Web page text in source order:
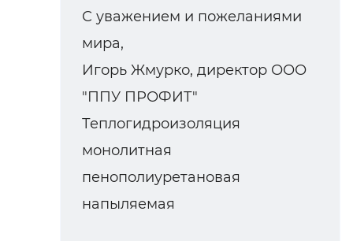
С уважением и пожеланиями
мира,
Игорь Жмурко, директор ООО
"ППУ ПРОФИТ"
Теплогидроизоляция
монолитная
пенополиуретановая
напыляемая